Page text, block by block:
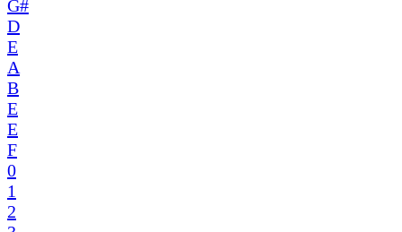
G#
D
E
A
B
E
E
F
0
1
2